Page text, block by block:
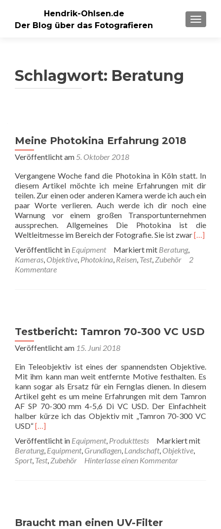
Hendrik-Ohlsen.de
Der Blog über das Fotografieren
Schlagwort: Beratung
Meine Photokina Erfahrung 2018
Veröffentlicht am 5. Oktober 2018
Vergangene Woche fand die Photokina in Köln statt. In
diesem Artikel möchte ich meine Erfahrungen mit dir
teilen. Zur einen oder anderen Kamera werde ich auch ein
paar Worte verlieren. Auch werde ich dir noch eine
Warnung vor einem großen Transportunternehmen
aussprechen. Allgemeines Die Photokina ist die
Weltleitmesse im Bereich der Fotografie. Sie ist zwarRead
[…]
Veröffentlicht in Equipment Markiert mit Beratung,
Kameras, Objektive, Photokina, Reisen, Test, Zubehör
2
Kommentare
Testbericht: Tamron 70-300 VC USD
Veröffentlicht am 15. Juni 2018
Ein Teleobjektiv ist eines der spannendsten Objektive.
Mit ihm kann man weit entfernte Motive festhalten. Es
kann sogar als Ersatz für ein Fernglas dienen. In diesem
Artikel geht es um meine Erfahrungen mit dem Tamron
AF SP 70-300 mm 4-5,6 Di VC USD. Der Einfachheit
halber kürze ich das Objektiv mit „Tamron 70-300 VC
USD“Read
about
Testbericht:
Tamron
[…]
Veröffentlicht in Equipment, Produkttests
Markiert mit
Beratung, Equipment, Grundlagen, Landschaft, Objektive,
Sport, Test, Zubehör Hinterlasse einen Kommentar
Braucht man einen UV-Filter